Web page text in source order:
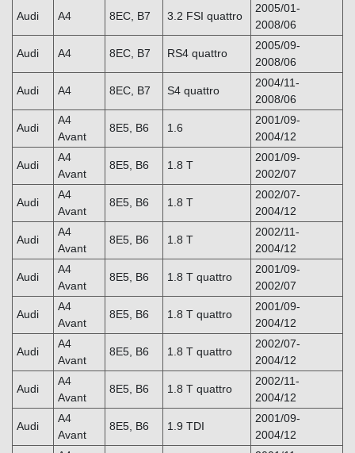
Audi A4 8EC, B7 3.2 FSI quattro
2005/01-
2008/06
Audi A4 8EC, B7 RS4 quattro
2005/09-
2008/06
Audi A4 8EC, B7 S4 quattro
2004/11-
2008/06
Audi
A4
Avant
8E5, B6 1.6
2001/09-
2004/12
Audi
A4
Avant
8E5, B6 1.8 T
2001/09-
2002/07
Audi
A4
Avant
8E5, B6 1.8 T
2002/07-
2004/12
Audi
A4
Avant
8E5, B6 1.8 T
2002/11-
2004/12
Audi
A4
Avant
8E5, B6 1.8 T quattro
2001/09-
2002/07
Audi
A4
Avant
8E5, B6 1.8 T quattro
2001/09-
2004/12
Audi
A4
Avant
8E5, B6 1.8 T quattro
2002/07-
2004/12
Audi
A4
Avant
8E5, B6 1.8 T quattro
2002/11-
2004/12
Audi
A4
Avant
8E5, B6 1.9 TDI
2001/09-
2004/12